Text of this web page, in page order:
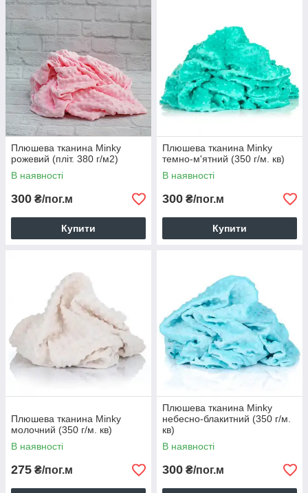
Плюшева тканина Minky
рожевий (пліт. 380 г/м2)
В наявності
300 ₴/пог.м
Купити
Плюшева тканина Minky
темно-м'ятний (350 г/м. кв)
В наявності
300 ₴/пог.м
Купити
Плюшева тканина Minky
молочний (350 г/м. кв)
В наявності
275 ₴/пог.м
Плюшева тканина Minky
небесно-блакитний (350 г/м.
кв)
В наявності
300 ₴/пог.м